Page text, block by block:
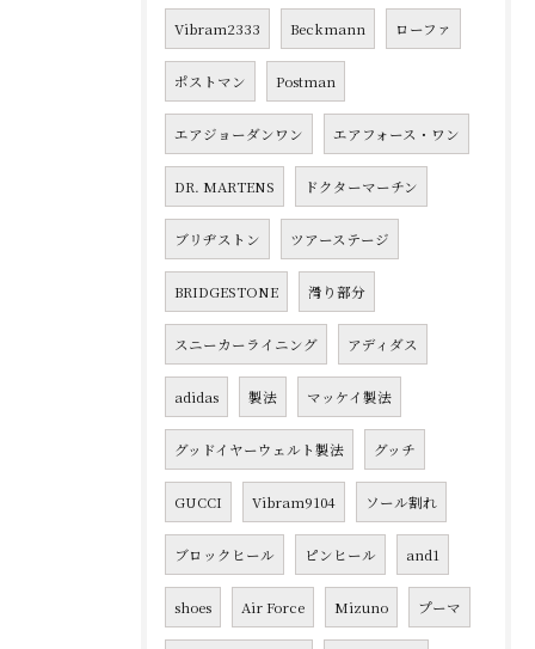
Vibram2333 Beckmann ローファ
ポストマン Postman
エアジョーダンワン エアフォース・ワン
DR. MARTENS ドクターマーチン
ブリヂストン ツアーステージ
BRIDGESTONE 滑り部分
スニーカーライニング アディダス
adidas 製法 マッケイ製法
グッドイヤーウェルト製法 グッチ
GUCCI Vibram9104 ソール割れ
ブロックヒール ピンヒール and1
shoes Air Force Mizuno プーマ